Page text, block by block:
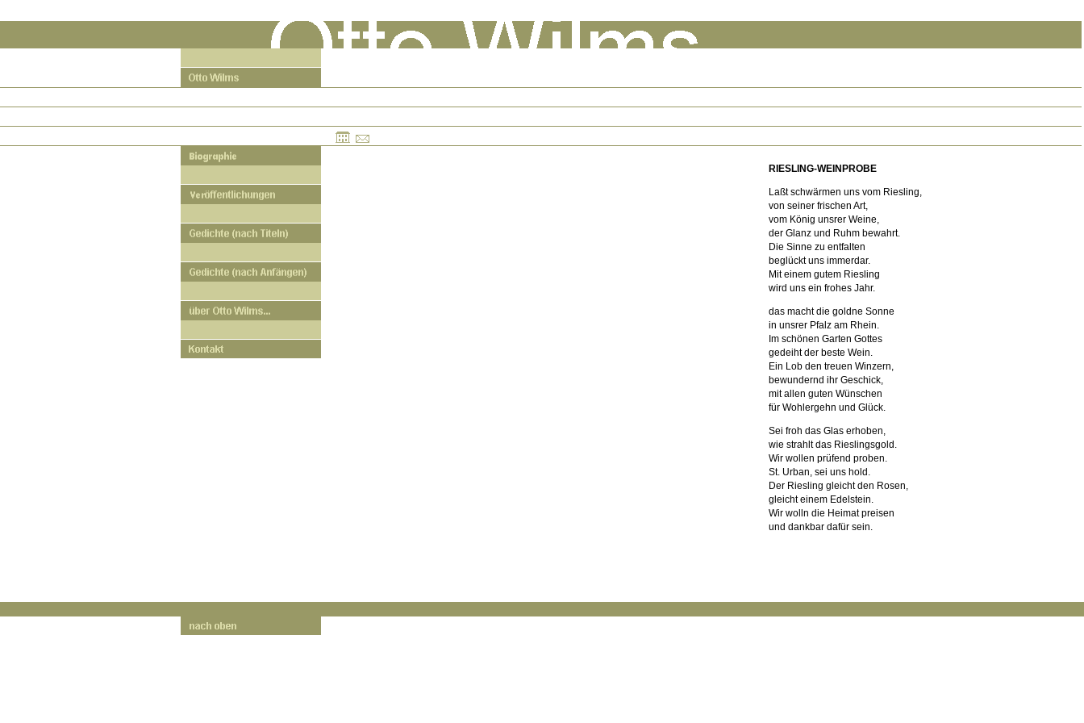
RIESLING-WEINPROBE
Laßt schwärmen uns vom Riesling,
von seiner frischen Art,
vom König unsrer Weine,
der Glanz und Ruhm bewahrt.
Die Sinne zu entfalten
beglückt uns immerdar.
Mit einem gutem Riesling
wird uns ein frohes Jahr.
das macht die goldne Sonne
in unsrer Pfalz am Rhein.
Im schönen Garten Gottes
gedeiht der beste Wein.
Ein Lob den treuen Winzern,
bewundernd ihr Geschick,
mit allen guten Wünschen
für Wohlergehn und Glück.
Sei froh das Glas erhoben,
wie strahlt das Rieslingsgold.
Wir wollen prüfend proben.
St. Urban, sei uns hold.
Der Riesling gleicht den Rosen,
gleicht einem Edelstein.
Wir wolln die Heimat preisen
und dankbar dafür sein.